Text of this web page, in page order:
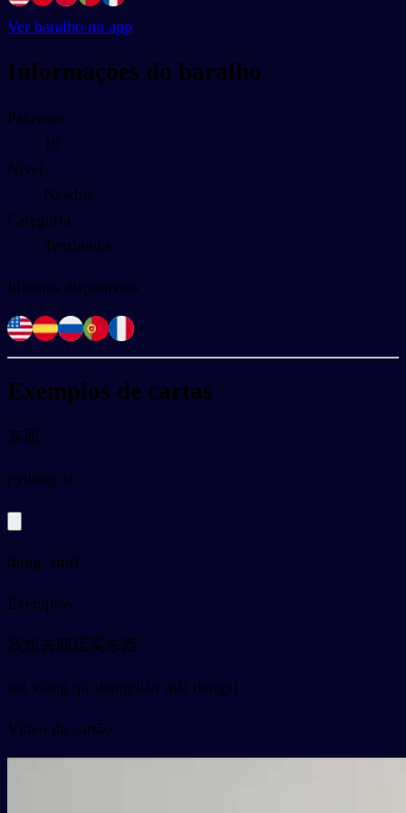
Ver baralho no app
Informações do baralho
Palavras
19
Nível
Newbie
Categoria
Textbooks
Idiomas disponíveis
Exemplos de cartas
东西
pydōng xi
thing, stuff
Exemplos
我想去商店买东西
wǒ xiǎng qù shāngdiàn mǎi dōngxi
Vídeo do cartão